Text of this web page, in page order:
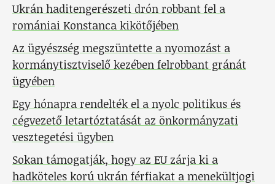
Ukrán haditengerészeti drón robbant fel a
romániai Konstanca kikötőjében
Az ügyészség megszüntette a nyomozást a
kormánytisztviselő kezében felrobbant gránát
ügyében
Egy hónapra rendelték el a nyolc politikus és
cégvezető letartóztatását az önkormányzati
vesztegetési ügyben
Sokan támogatják, hogy az EU zárja ki a
hadköteles korú ukrán férfiakat a menekültjogi